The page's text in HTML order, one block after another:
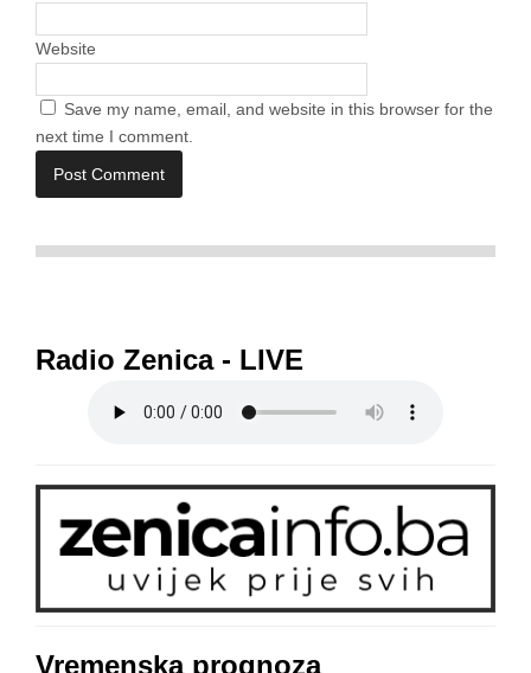
Website
Save my name, email, and website in this browser for the
next time I comment.
Radio Zenica - LIVE
Vremenska prognoza